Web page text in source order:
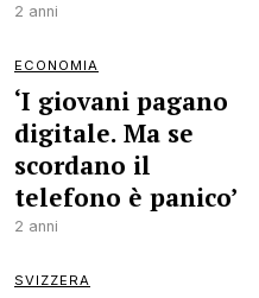
2 anni
ECONOMIA
‘I giovani pagano
digitale. Ma se
scordano il
telefono è panico’
2 anni
SVIZZERA